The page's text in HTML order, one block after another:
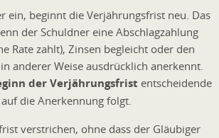
ein, beginnt die Verjährungsfrist neu. Das
der Schuldner eine Abschlagzahlung
Rate zahlt), Zinsen begleicht oder den
anderer Weise ausdrücklich anerkennt.
der Verjährungsfrist entscheidende
auf die Anerkennung folgt.
verstrichen, ohne dass der Gläubiger